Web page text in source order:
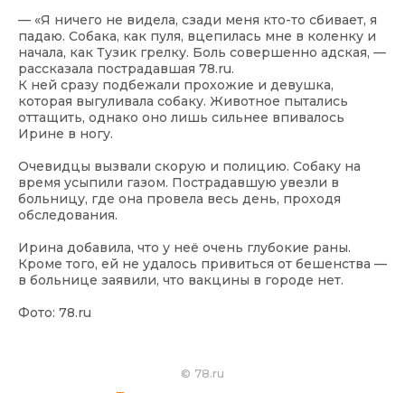
— «Я ничего не видела, сзади меня кто-то сбивает, я
падаю. Собака, как пуля, вцепилась мне в коленку и
начала, как Тузик грелку. Боль совершенно адская, —
рассказала пострадавшая 78.ru.
К ней сразу подбежали прохожие и девушка,
которая выгуливала собаку. Животное пытались
оттащить, однако оно лишь сильнее впивалось
Ирине в ногу.
Очевидцы вызвали скорую и полицию. Собаку на
время усыпили газом. Пострадавшую увезли в
больницу, где она провела весь день, проходя
обследования.
Ирина добавила, что у неё очень глубокие раны.
Кроме того, ей не удалось привиться от бешенства —
в больнице заявили, что вакцины в городе нет.
Фото: 78.ru
© 78.ru